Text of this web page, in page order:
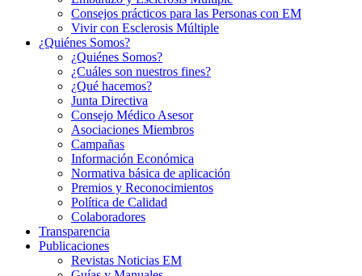
Consejos prácticos para las Personas con EM
Vivir con Esclerosis Múltiple
¿Quiénes Somos?
¿Quiénes Somos?
¿Cuáles son nuestros fines?
¿Qué hacemos?
Junta Directiva
Consejo Médico Asesor
Asociaciones Miembros
Campañas
Información Económica
Normativa básica de aplicación
Premios y Reconocimientos
Política de Calidad
Colaboradores
Transparencia
Publicaciones
Revistas Noticias EM